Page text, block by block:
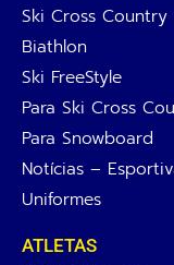
Ski Cross Country
Biathlon
Ski FreeStyle
Para Ski Cross
Para Snowboard
Notícias –
Uniformes
ATLETAS